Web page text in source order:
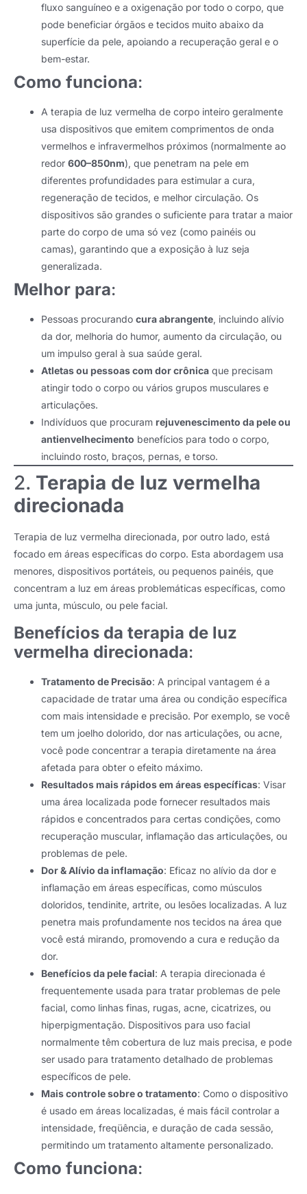
fluxo sanguíneo e a oxigenação por todo o corpo, que
pode beneficiar órgãos e tecidos muito abaixo da
superfície da pele, apoiando a recuperação geral e o
bem-estar.
Como funciona:
A terapia de luz vermelha de corpo inteiro geralmente
usa dispositivos que emitem comprimentos de onda
vermelhos e infravermelhos próximos (normalmente ao
redor 600–850nm), que penetram na pele em
diferentes profundidades para estimular a cura,
regeneração de tecidos, e melhor circulação. Os
dispositivos são grandes o suficiente para tratar a maior
parte do corpo de uma só vez (como painéis ou
camas), garantindo que a exposição à luz seja
generalizada.
Melhor para:
Pessoas procurando cura abrangente, incluindo alívio
da dor, melhoria do humor, aumento da circulação, ou
um impulso geral à sua saúde geral.
Atletas ou pessoas com dor crônica que precisam
atingir todo o corpo ou vários grupos musculares e
articulações.
Indivíduos que procuram rejuvenescimento da pele ou
antienvelhecimento benefícios para todo o corpo,
incluindo rosto, braços, pernas, e torso.
2. Terapia de luz vermelha
direcionada
Terapia de luz vermelha direcionada, por outro lado, está
focado em áreas específicas do corpo. Esta abordagem usa
menores, dispositivos portáteis, ou pequenos painéis, que
concentram a luz em áreas problemáticas específicas, como
uma junta, músculo, ou pele facial.
Benefícios da terapia de luz
vermelha direcionada:
Tratamento de Precisão: A principal vantagem é a
capacidade de tratar uma área ou condição específica
com mais intensidade e precisão. Por exemplo, se você
tem um joelho dolorido, dor nas articulações, ou acne,
você pode concentrar a terapia diretamente na área
afetada para obter o efeito máximo.
Resultados mais rápidos em áreas específicas: Visar
uma área localizada pode fornecer resultados mais
rápidos e concentrados para certas condições, como
recuperação muscular, inflamação das articulações, ou
problemas de pele.
Dor & Alívio da inflamação: Eficaz no alívio da dor e
inflamação em áreas específicas, como músculos
doloridos, tendinite, artrite, ou lesões localizadas. A luz
penetra mais profundamente nos tecidos na área que
você está mirando, promovendo a cura e redução da
dor.
Benefícios da pele facial: A terapia direcionada é
frequentemente usada para tratar problemas de pele
facial, como linhas finas, rugas, acne, cicatrizes, ou
hiperpigmentação. Dispositivos para uso facial
normalmente têm cobertura de luz mais precisa, e pode
ser usado para tratamento detalhado de problemas
específicos de pele.
Mais controle sobre o tratamento: Como o dispositivo
é usado em áreas localizadas, é mais fácil controlar a
intensidade, freqüência, e duração de cada sessão,
permitindo um tratamento altamente personalizado.
Como funciona: